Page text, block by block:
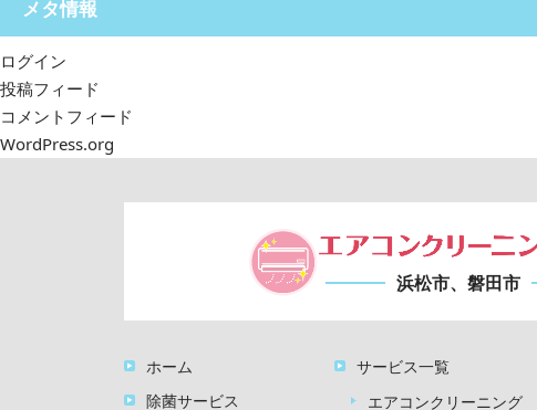
メタ情報
ログイン
投稿フィード
コメントフィード
WordPress.org
浜松市、磐田市
ホーム
除菌サービス
サービス一覧
エアコンクリーニング